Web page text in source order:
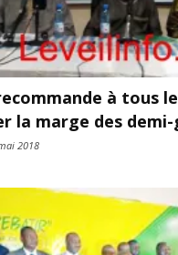
recommande à tous
la marge des
2018